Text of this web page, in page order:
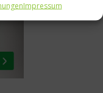
Impressum